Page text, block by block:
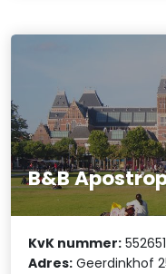
B&B
KvK nummer:
Adres: Geerdinkhof